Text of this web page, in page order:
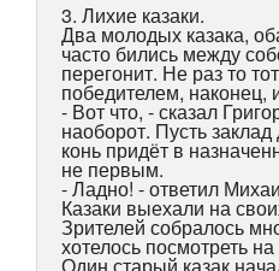
3. Лихие казаки.
Два молодых казака,
часто бились между
перегонит. Не раз то
победителем, наконец,
- Вот что, - сказал
наоборот. Пусть
конь придёт в
не первым.
- Ладно! - ответил
Казаки выехали на
Зрителей собралось
хотелось посмотреть